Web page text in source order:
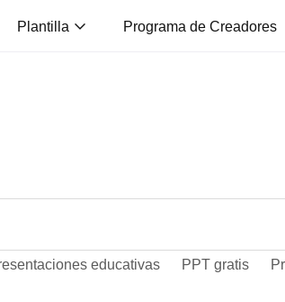
Plantilla Programa de Creadores
educativas PPT gratis